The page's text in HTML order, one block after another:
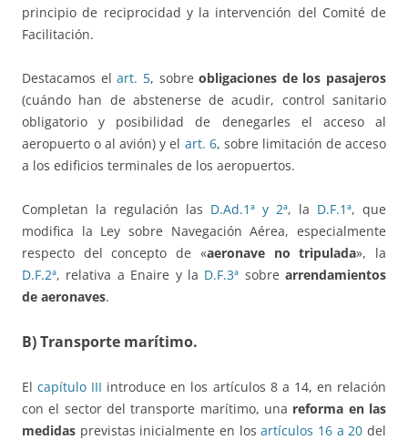
principio de reciprocidad y la intervención del Comité de
Facilitación.
Destacamos elart. 5, sobreobligaciones de los pasajeros
(cuándo han de abstenerse de acudir, control sanitario
obligatorio y posibilidad de denegarles el acceso al
aeropuerto o al avión) y el art. 6, sobre limitación de acceso
a los edificios terminales de los aeropuertos.
Completan la regulación las D.Ad.1ª y 2ª, la D.F.1ª, que
modifica la Ley sobre Navegación Aérea, especialmente
respecto del concepto de «aeronave no tripulada», la
D.F.2ª, relativa a Enaire y la D.F.3ª sobre arrendamientos
de aeronaves.
B) Transporte marítimo.
Elcapítulo III introduce en los artículos 8 a 14, en relación
con el sector del transporte marítimo, una reforma en las
medidas previstas inicialmente en losartículos 16 a 20 del